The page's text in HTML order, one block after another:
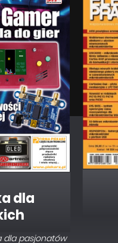
dla
dla pasjonatów